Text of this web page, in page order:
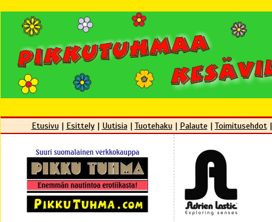
Etusivu| Esittely| Uutisia| Tuotehaku| Palaute | Toimitusehdot